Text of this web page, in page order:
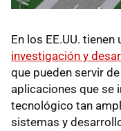
En los EE.UU. tienen
investigación y
que pueden servir
aplicaciones que se
tecnológico tan
sistemas y